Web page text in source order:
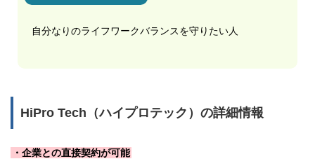
自分なりのライフワークバランスを守りたい人
HiPro Tech（ハイプロテック）の詳細情報
・企業との直接契約が可能